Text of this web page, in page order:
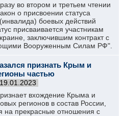
во втором и третьем чтении
о присвоении статуса
боевых действий
присваивается участникам
заключившим контракт с
Вооруженным Силам РФ".
признать Крым и
частью
19.01.2023
вхождение Крыма и
регионов в состав России,
на прекрасные отношения с